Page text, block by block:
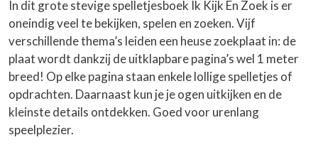
In dit grote stevige spelletjesboek Ik Kijk En Zoek is er
oneindig veel te bekijken, spelen en zoeken. Vijf
verschillende thema’s leiden een heuse zoekplaat in: de
plaat wordt dankzij de uitklapbare pagina’s wel 1 meter
breed! Op elke pagina staan enkele lollige spelletjes of
opdrachten. Daarnaast kun je je ogen uitkijken en de
kleinste details ontdekken. Goed voor urenlang
speelplezier.